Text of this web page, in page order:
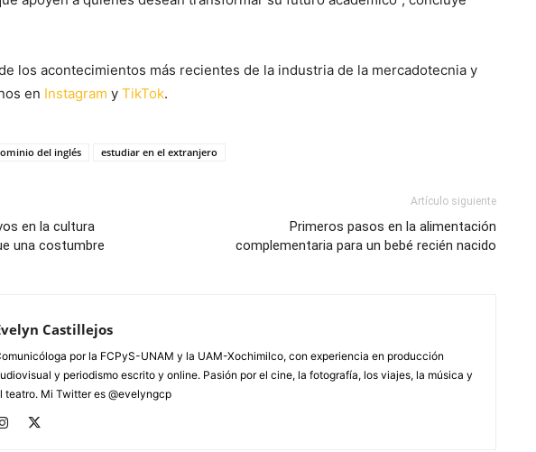
los acontecimientos más recientes de la industria de la mercadotecnia y
en Instagram y TikTok.
del inglés estudiar en el extranjero
en la cultura
una costumbre
Artículo siguiente
Primeros pasos en la alimentación
complementaria para un bebé recién nacido
Castillejos
por la FCPyS-UNAM y la UAM-Xochimilco, con experiencia en producción
y periodismo escrito y online. Pasión por el cine, la fotografía, los viajes, la música y
teatro. Mi Twitter es @evelyngcp